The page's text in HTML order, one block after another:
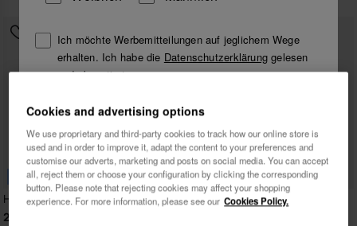
BESTSELLER
Havaianas Top
22,00 €
Havaianas Top
Ich möchte Werbemitteilungen auf jeglichem Wege
erhalten. Ich habe die Datenschutzerklärung gelesen
und akzeptiert.
Ich möchte 10% Rabatt
Cookies and advertising options
We use proprietary and third-party cookies to track how our online store is
used and in order to improve it, adapt the content to your preferences and
customise our adverts, marketing and posts on social media. You can accept
all, reject them or choose your configuration by clicking the corresponding
button. Please note that rejecting cookies may affect your shopping
experience. For more information, please see our Cookies Policy.